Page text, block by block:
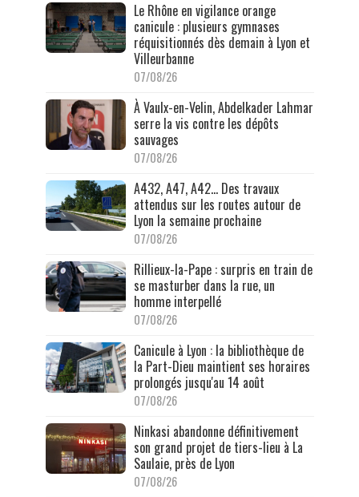
Le Rhône en vigilance orange
canicule : plusieurs gymnases
réquisitionnés dès demain à Lyon et
Villeurbanne
07/08/26
À Vaulx-en-Velin, Abdelkader Lahmar
serre la vis contre les dépôts
sauvages
07/08/26
A432, A47, A42… Des travaux
attendus sur les routes autour de
Lyon la semaine prochaine
07/08/26
Rillieux-la-Pape : surpris en train de
se masturber dans la rue, un
homme interpellé
07/08/26
Canicule à Lyon : la bibliothèque de
la Part-Dieu maintient ses horaires
prolongés jusqu'au 14 août
07/08/26
Ninkasi abandonne définitivement
son grand projet de tiers-lieu à La
Saulaie, près de Lyon
07/08/26